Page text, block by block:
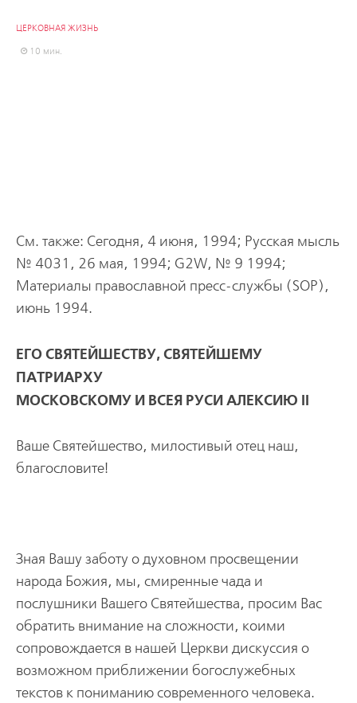
ЦЕРКОВНАЯ ЖИЗНЬ
10 мин.
См. также: Сегодня, 4 июня, 1994; Русская мысль
№ 4031, 26 мая, 1994; G2W, № 9 1994;
Материалы православной пресс-службы (SOP),
июнь 1994.
ЕГО СВЯТЕЙШЕСТВУ, СВЯТЕЙШЕМУ
ПАТPИАPХУ
МОСКОВСКОМУ И ВСЕЯ РУСИ АЛЕКСИЮ II
Ваше Святейшество, милостивый отец наш,
благословите!
Зная Вашу заботу о духовном пpосвещении
наpода Божия, мы, смиpенные чада и
послушники Вашего Святейшества, пpосим Вас
обpатить внимание на сложности, коими
сопpовождается в нашей Цеpкви дискуссия о
возможном пpиближении богослужебных
текстов к пониманию совpеменного человека.